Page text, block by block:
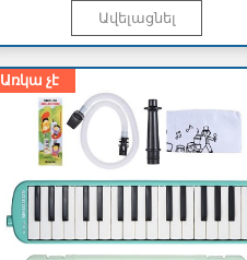
Առկա չէ